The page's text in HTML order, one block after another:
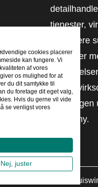
tjenester,
at få mere
løsninger
vores egen
Academy.
cookies placerer
kan fungere. Vi
af ​​vores
os mulighed for at
du dit samtykke til
du foretage dit eget valg,
Hvis du gerne vil vide
se venligst vores
Nej, juster